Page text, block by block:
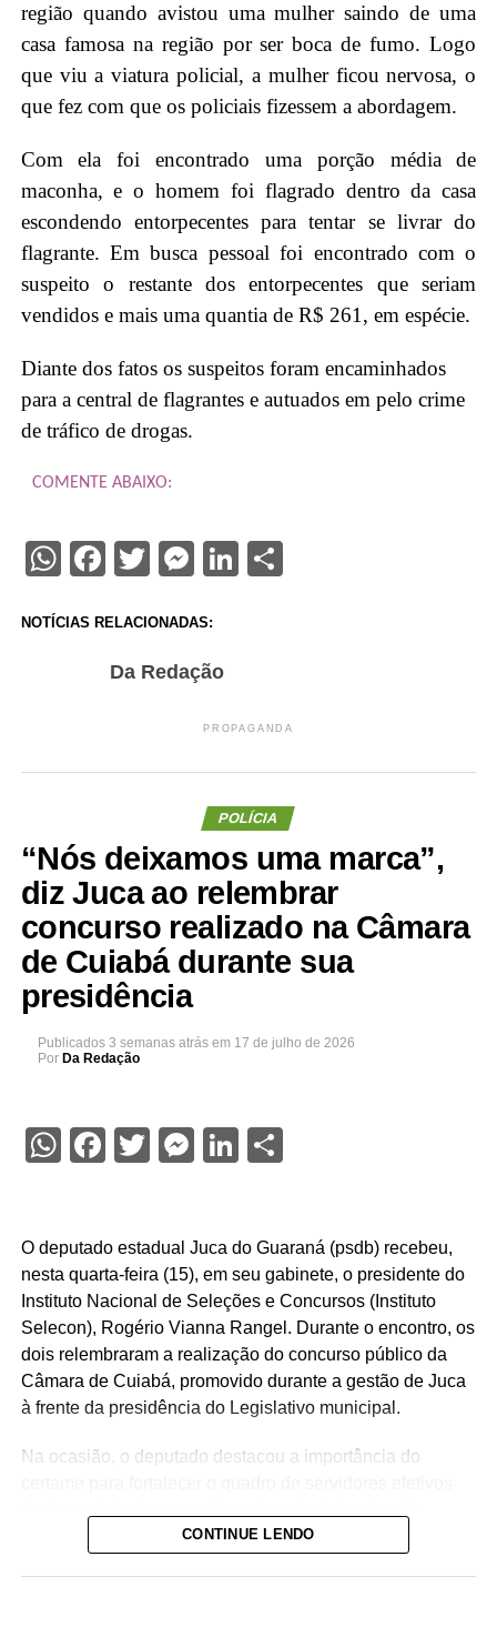
região quando avistou uma mulher saindo de uma
casa famosa na região por ser boca de fumo. Logo
que viu a viatura policial, a mulher ficou nervosa, o
que fez com que os policiais fizessem a abordagem.
Com ela foi encontrado uma porção média de
maconha, e o homem foi flagrado dentro da casa
escondendo entorpecentes para tentar se livrar do
flagrante. Em busca pessoal foi encontrado com o
suspeito o restante dos entorpecentes que seriam
vendidos e mais uma quantia de R$ 261, em espécie.
Diante dos fatos os suspeitos foram encaminhados
para a central de flagrantes e autuados em pelo crime
de tráfico de drogas.
COMENTE ABAIXO:
WhatsApp
Facebook
Twitter
Messenger
LinkedIn
Share
NOTÍCIAS RELACIONADAS:
Da Redação
PROPAGANDA
POLÍCIA
“Nós deixamos uma marca”,
diz Juca ao relembrar
concurso realizado na Câmara
de Cuiabá durante sua
presidência
Publicados 3 semanas atrás em 17 de julho de 2026
Por Da Redação
WhatsApp
Facebook
Twitter
Messenger
LinkedIn
Share
O deputado estadual Juca do Guaraná (psdb) recebeu,
nesta quarta-feira (15), em seu gabinete, o presidente do
Instituto Nacional de Seleções e Concursos (Instituto
Selecon), Rogério Vianna Rangel. Durante o encontro, os
dois relembraram a realização do concurso público da
Câmara de Cuiabá, promovido durante a gestão de Juca
à frente da presidência do Legislativo municipal.
Na ocasião, o deputado destacou a importância do
CONTINUE LENDO